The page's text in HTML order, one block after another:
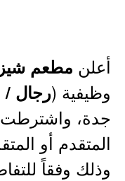
أعلن مطعم
وظيفية (رجال /
جدة،
المتقدم أو
وذلك وفقاً